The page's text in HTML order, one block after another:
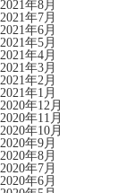
2021年8月
2021年7月
2021年6月
2021年5月
2021年4月
2021年3月
2021年2月
2021年1月
2020年12月
2020年11月
2020年10月
2020年9月
2020年8月
2020年7月
2020年6月